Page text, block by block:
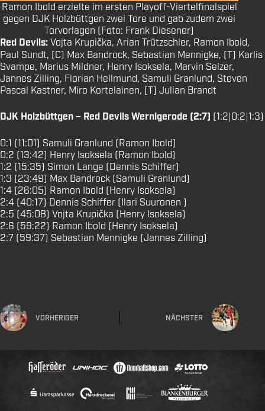
Ramon Ibold erzielte im ersten Playoff-Viertelfinalspiel
gegen DJK Holzbüttgen zwei Tore und gab zudem zwei
Torvorlagen (Foto: Frank Diesener)
Red Devils: Vojta Krupička, Arian Trützschler, Ramon Ibold,
Paul Sundt, [C] Max Bandrock, Sebastian Mennigke, [T] Karlis
Svampe, Marius Mildner, Henry Isoksela, Marvin Selzer,
Jannes Zilling, Florian Hellmund, Samuli Granlund, Steven
Pascal Kastner, Miro Kortelainen, [T] Julian Brandt
DJK Holzbüttgen – Red Devils Wernigerode (2:7) (1:2|0:2|1:3)
0:1 (11:01) Samuli Granlund (Ramon Ibold)
0:2 (13:42) Henry Isoksela (Ramon Ibold)
1:2 (15:35) Simon Lange (Dennis Schiffer)
1:3 (23:49) Max Bandrock (Samuli Granlund)
1:4 (26:05) Ramon Ibold (Henry Isoksela)
2:4 (40:17) Dennis Schiffer (Ilari Suuronen )
2:5 (45:08) Vojta Krupička (Henry Isoksela)
2:6 (59:22) Ramon Ibold (Henry Isoksela)
2:7 (59:37) Sebastian Mennigke (Jannes Zilling)
VORHERIGER NÄCHSTER